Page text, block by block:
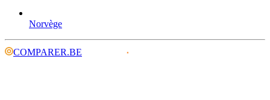
Norvège
COMPARER.BE